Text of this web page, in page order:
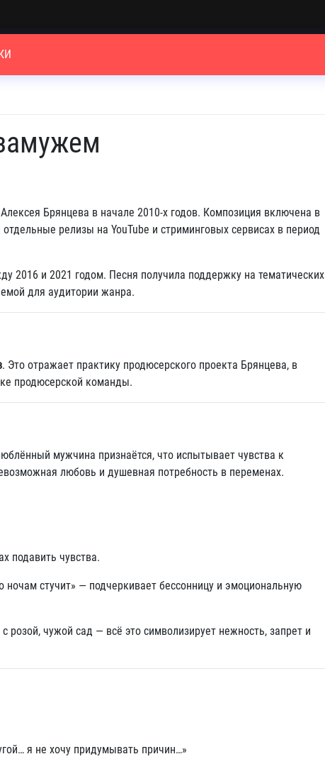
Брянцева в начале 2010-х годов. Композиция включена в
релизы на YouTube и стриминговых сервисах в период
2016 и 2021 годом. Песня получила поддержку на тематических
для аудитории жанра.
. Это отражает практику продюсерского проекта Брянцева, в
продюсерской команды.
мужчина признаётся, что испытывает чувства к
любовь и душевная потребность в переменах.
подавить чувства.
стучит» — подчеркивает бессонницу и эмоциональную
розой, чужой сад — всё это символизирует нежность, запрет и
я не хочу придумывать причин…»